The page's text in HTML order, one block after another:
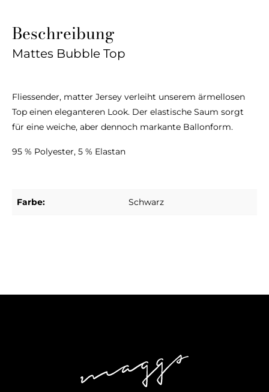
Beschreibung
Mattes Bubble Top
Fliessender, matter Jersey verleiht unserem ärmellosen
Top einen eleganteren Look. Der elastische Saum sorgt
für eine weiche, aber dennoch markante Ballonform.
95 % Polyester, 5 % Elastan
Farbe: Schwarz